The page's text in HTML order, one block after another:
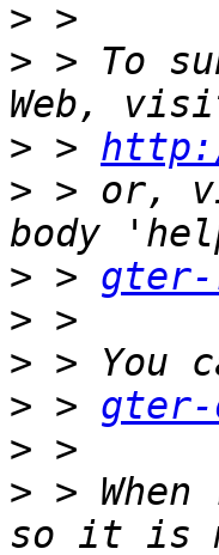
>
> > To
> >
> > or,
> >
>
>
> >
>
> >